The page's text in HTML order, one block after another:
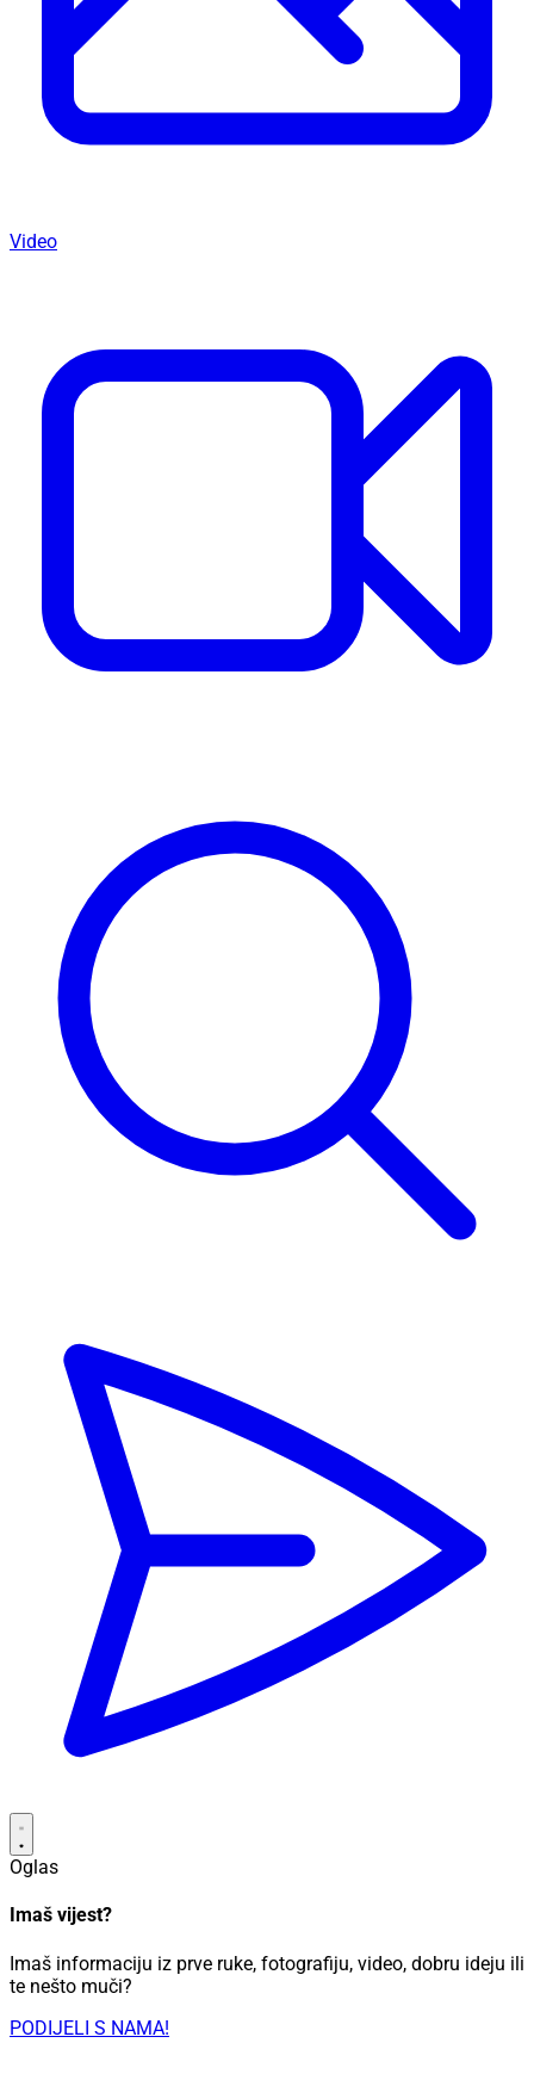
Video
Oglas
Imaš vijest?
Imaš informaciju iz prve ruke, fotografiju, video, dobru ideju ili
te nešto muči?
PODIJELI S NAMA!